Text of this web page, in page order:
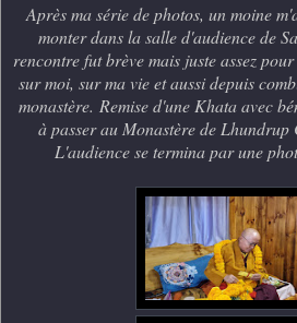
Après ma série de photos, un moine
monter dans la salle d'audience de
rencontre fut brève mais juste assez
sur moi, sur ma vie et aussi depuis
monastère. Remise d'une Khata avec
à passer au Monastère de
L'audience se termina par une